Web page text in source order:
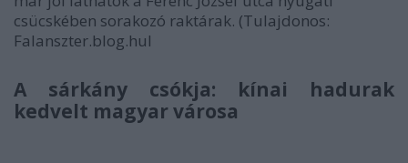
csücskében sorakozó raktárak. (Tulajdonos:
Falanszter.blog.huI
A sárkány csókja: kínai hadurak
kedvelt magyar városa